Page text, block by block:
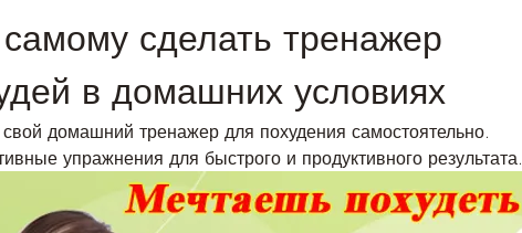
сделать тренажер
в домашних условиях
домашний тренажер для похудения самостоятельно.
упражнения для быстрого и продуктивного результата.